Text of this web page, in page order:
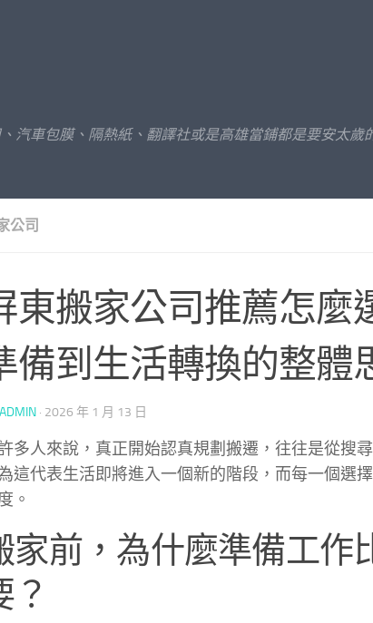
汽車包膜、隔熱紙、翻譯社或是高雄當鋪都是要安太
公司
東搬家公司推薦怎麼
備到生活轉換的整體
ADMIN · 2026 年 1 月 13 日
多人來說，真正開始認真規劃搬遷，往往是從搜尋
這代表生活即將進入一個新的階段，而每一個選
。
家前，為什麼準備工作
？